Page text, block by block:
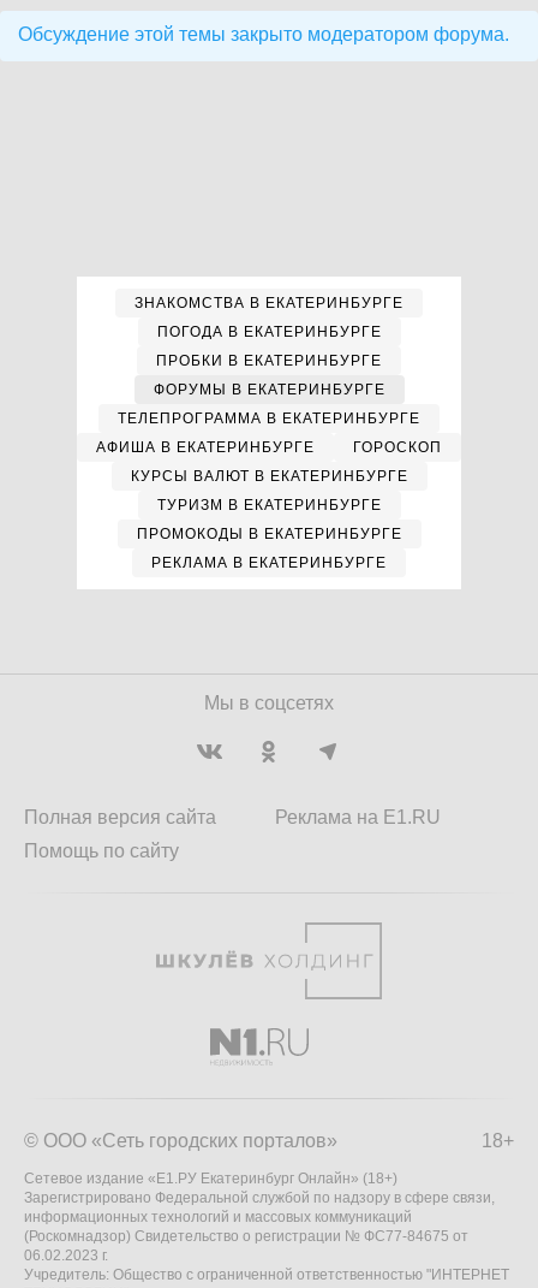
Обсуждение этой темы закрыто модератором форума.
ЗНАКОМСТВА В ЕКАТЕРИНБУРГЕ
ПОГОДА В ЕКАТЕРИНБУРГЕ
ПРОБКИ В ЕКАТЕРИНБУРГЕ
ФОРУМЫ В ЕКАТЕРИНБУРГЕ
ТЕЛЕПРОГРАММА В ЕКАТЕРИНБУРГЕ
АФИША В ЕКАТЕРИНБУРГЕ
ГОРОСКОП
КУРСЫ ВАЛЮТ В ЕКАТЕРИНБУРГЕ
ТУРИЗМ В ЕКАТЕРИНБУРГЕ
ПРОМОКОДЫ В ЕКАТЕРИНБУРГЕ
РЕКЛАМА В ЕКАТЕРИНБУРГЕ
Мы в соцсетях
Полная версия сайта
Помощь по сайту
Реклама на E1.RU
18+
© ООО «Сеть городских порталов»
Сетевое издание «Е1.РУ Екатеринбург Онлайн» (18+)
Зарегистрировано Федеральной службой по надзору в сфере связи,
информационных технологий и массовых коммуникаций
(Роскомнадзор) Свидетельство о регистрации № ФС77-84675 от
06.02.2023 г.
Учредитель: Общество с ограниченной ответственностью "ИНТЕРНЕТ